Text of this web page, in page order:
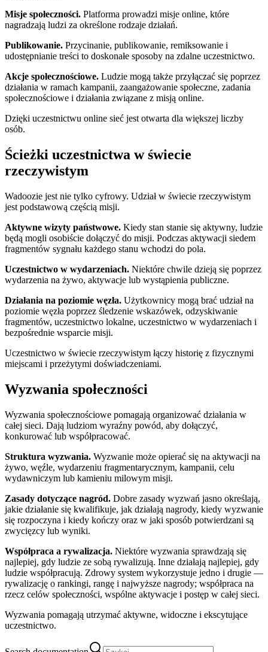
Misje społeczności. Platforma prowadzi misje online, które
nagradzają ludzi za określone rodzaje działań.
Publikowanie. Przycinanie, publikowanie, remiksowanie i
udostępnianie treści to doskonałe sposoby na zdalne uczestnictwo.
Akcje społecznościowe. Ludzie mogą także przyłączać się poprzez
działania w ramach kampanii, zaangażowanie społeczne, zadania
społecznościowe i działania związane z misją online.
Dzięki uczestnictwu online sieć jest otwarta dla większej liczby
osób.
Ścieżki uczestnictwa w świecie
rzeczywistym
Wadoozie jest nie tylko cyfrowy. Udział w świecie rzeczywistym
jest podstawową częścią misji.
Aktywne wizyty państwowe. Kiedy stan stanie się aktywny, ludzie
będą mogli osobiście dołączyć do misji. Podczas aktywacji siedem
fragmentów sygnału każdego stanu wchodzi do pola.
Uczestnictwo w wydarzeniach. Niektóre chwile dzieją się poprzez
wydarzenia na żywo, aktywacje lub wystąpienia publiczne.
Działania na poziomie węzła. Użytkownicy mogą brać udział na
poziomie węzła poprzez śledzenie wskazówek, odzyskiwanie
fragmentów, uczestnictwo lokalne, uczestnictwo w wydarzeniach i
bezpośrednie wsparcie misji.
Uczestnictwo w świecie rzeczywistym łączy historię z fizycznymi
miejscami i przeżytymi doświadczeniami.
Wyzwania społeczności
Wyzwania społecznościowe pomagają organizować działania w
całej sieci. Dają ludziom wyraźny powód, aby dołączyć,
konkurować lub współpracować.
Struktura wyzwania. Wyzwanie może opierać się na aktywacji na
żywo, węźle, wydarzeniu fragmentarycznym, kampanii, celu
wydawniczym lub kamieniu milowym misji.
Zasady dotyczące nagród. Dobre zasady wyzwań jasno określają,
jakie działanie się kwalifikuje, jak działają nagrody, kiedy wyzwanie
się rozpoczyna i kiedy kończy oraz w jaki sposób potwierdzani są
zwycięzcy lub wyniki.
Współpraca a rywalizacja. Niektóre wyzwania sprawdzają się
najlepiej, gdy ludzie ze sobą rywalizują. Inne działają najlepiej, gdy
ludzie współpracują. Zdrowy system wykorzystuje jedno i drugie —
rywalizację o rankingi, rangę i najwyższe nagrody; współpraca na
rzecz celów społeczności, wspólne aktywacje i postęp w całej sieci.
Wyzwania pomagają utrzymać aktywne, widoczne i ekscytujące
uczestnictwo.